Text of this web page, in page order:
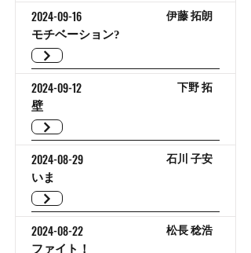
モチベーション?
2024-09-16 伊藤 拓朗
壁
2024-09-12 下野 拓
いま
2024-08-29 石川 子安
ファイト！
2024-08-22 松長 稔浩